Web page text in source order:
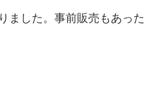
ました。事前販売もあった